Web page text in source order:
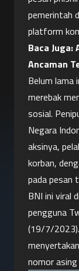
pemerintah
platform
Baca Juga:
Ancaman
Belum lama
merebak
sosial.
Negara
aksinya,
korban,
pada pesan
BNI ini viral
pengguna
(19/7/
nomor